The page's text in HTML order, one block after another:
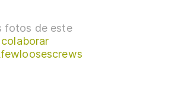
fotos de este
colaborar